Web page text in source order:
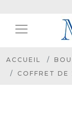
ACCUEIL
COFFRET DE